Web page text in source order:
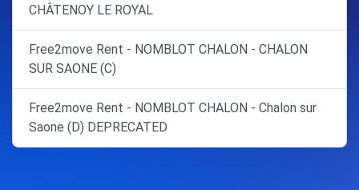
CHÂTENOY LE ROYAL
Free2move Rent - NOMBLOT CHALON - CHALON
SUR SAONE (C)
Free2move Rent - NOMBLOT CHALON - Chalon sur
Saone (D) DEPRECATED